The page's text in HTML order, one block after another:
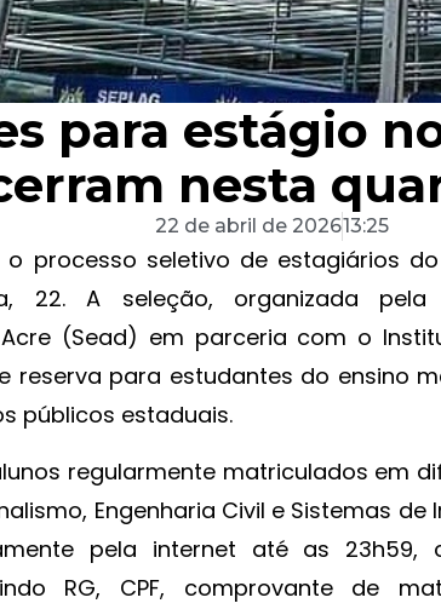
para estágio
nesta
22 de abril de 202613:25
o processo seletivo de estagiários
22. A seleção, organizada
(Sead) em parceria com o
reserva para estudantes do ensino
públicos estaduais.
regularmente matriculados em
Engenharia Civil e Sistemas
pela internet até as 23h59,
RG, CPF, comprovante de